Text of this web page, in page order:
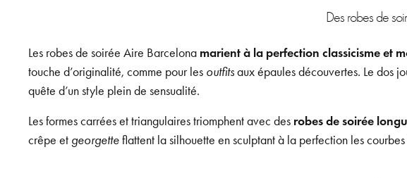
Des robes de
Les robes de soirée Aire Barcelona marient à la perfection classicisme et
touche d’originalité, comme pour les outfitsaux épaules découvertes. Le dos
quête d’un style plein de sensualité.
Les formes carrées et triangulaires triomphent avec des robes de soirée
crêpe et georgetteflattent la silhouette en sculptant à la perfection les